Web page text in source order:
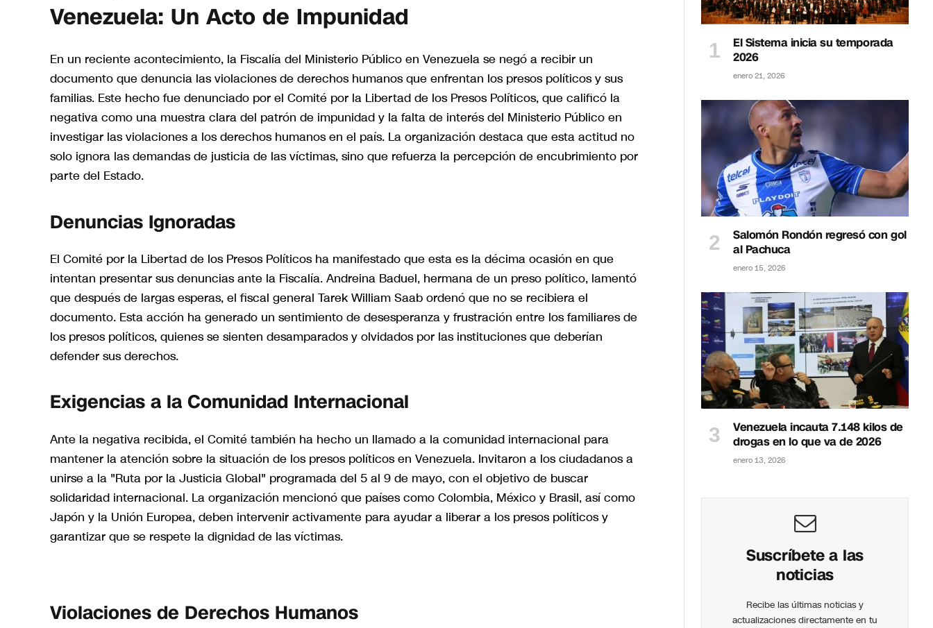
Venezuela: Un Acto de Impunidad
En un reciente acontecimiento, la Fiscalía del Ministerio Público en Venezuela se negó a recibir un
documento que denuncia las violaciones de derechos humanos que enfrentan los presos políticos y sus
familias. Este hecho fue denunciado por el Comité por la Libertad de los Presos Políticos, que calificó la
negativa como una muestra clara del patrón de impunidad y la falta de interés del Ministerio Público en
investigar las violaciones a los derechos humanos en el país. La organización destaca que esta actitud no
solo ignora las demandas de justicia de las víctimas, sino que refuerza la percepción de encubrimiento por
parte del Estado.
Denuncias Ignoradas
El Comité por la Libertad de los Presos Políticos ha manifestado que esta es la décima ocasión en que
intentan presentar sus denuncias ante la Fiscalía. Andreina Baduel, hermana de un preso político, lamentó
que después de largas esperas, el fiscal general Tarek William Saab ordenó que no se recibiera el
documento. Esta acción ha generado un sentimiento de desesperanza y frustración entre los familiares de
los presos políticos, quienes se sienten desamparados y olvidados por las instituciones que deberían
defender sus derechos.
Exigencias a la Comunidad Internacional
Ante la negativa recibida, el Comité también ha hecho un llamado a la comunidad internacional para
mantener la atención sobre la situación de los presos políticos en Venezuela. Invitaron a los ciudadanos a
unirse a la "Ruta por la Justicia Global" programada del 5 al 9 de mayo, con el objetivo de buscar
solidaridad internacional. La organización mencionó que países como Colombia, México y Brasil, así como
Japón y la Unión Europea, deben intervenir activamente para ayudar a liberar a los presos políticos y
garantizar que se respete la dignidad de las víctimas.
Violaciones de Derechos Humanos
El Sistema inicia su temporada
2026
enero 21, 2026
Salomón Rondón regresó con gol
al Pachuca
enero 15, 2026
Venezuela incauta 7.148 kilos de
drogas en lo que va de 2026
enero 13, 2026
Suscríbete a las
noticias
Recibe las últimas noticias y
actualizaciones directamente en tu